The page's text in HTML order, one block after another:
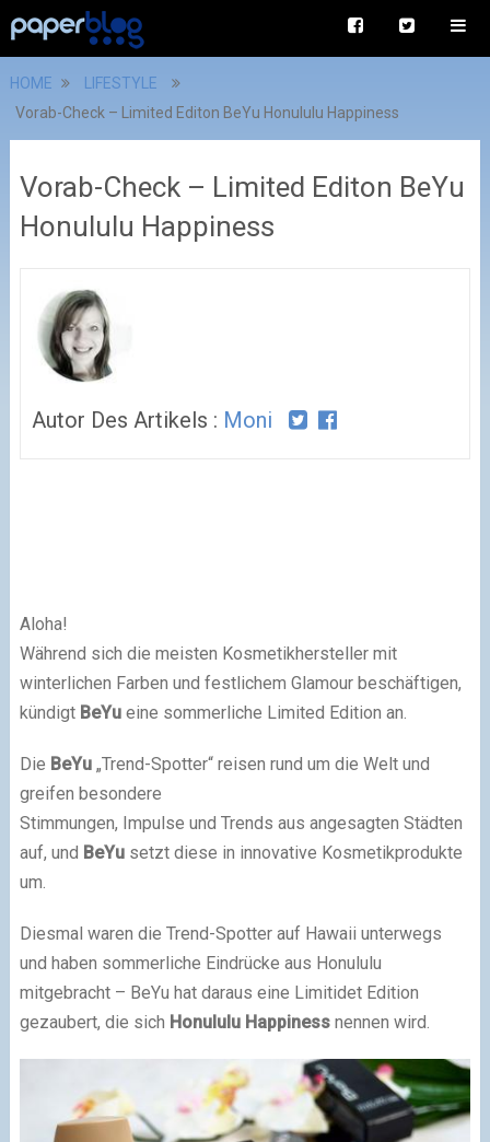
HOME
LIFESTYLE
Vorab-Check – Limited Editon BeYu Honululu Happiness
Vorab-Check – Limited Editon BeYu
Honululu Happiness
Autor Des Artikels : Moni
Aloha!
Während sich die meisten Kosmetikhersteller mit
winterlichen Farben und festlichem Glamour beschäftigen,
kündigt BeYueine sommerliche Limited Edition an.
Die BeYu„Trend-Spotter“ reisen rund um die Welt und
greifen besondere
Stimmungen, Impulse und Trends aus angesagten Städten
auf, und BeYusetzt diese in innovative Kosmetikprodukte
um.
Diesmal waren die Trend-Spotter auf Hawaii unterwegs
und haben sommerliche Eindrücke aus Honululu
mitgebracht – BeYu hat daraus eine Limitidet Edition
gezaubert, die sich Honululu Happinessnennen wird.